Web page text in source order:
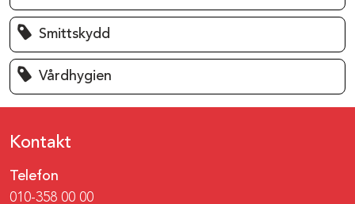
Smittskydd
Vårdhygien
Kontakt
Telefon
010-358 00 00